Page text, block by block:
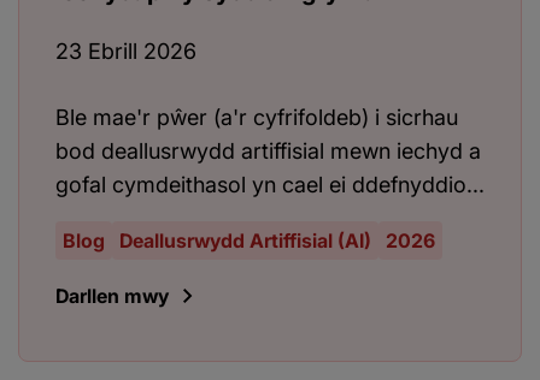
23 Ebrill 2026
Ble mae'r pŵer (a'r cyfrifoldeb) i sicrhau
bod deallusrwydd artiffisial mewn iechyd a
gofal cymdeithasol yn cael ei ddefnyddio...
Blog Deallusrwydd Artiffisial (AI) 2026
Darllen mwy